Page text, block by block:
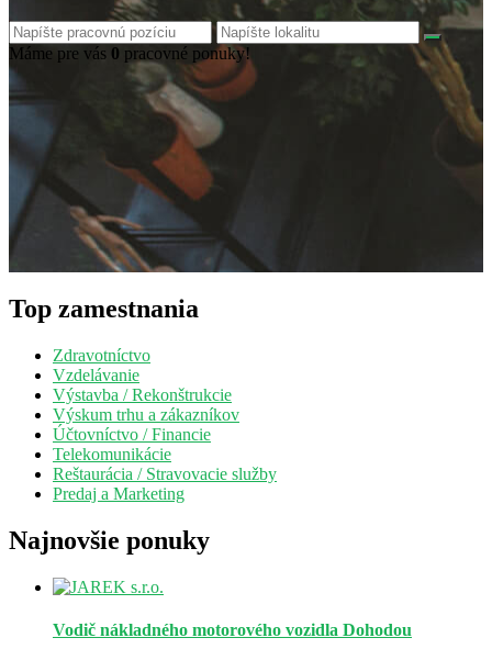
Máme pre vás 0 pracovné ponuky!
Top zamestnania
Zdravotníctvo
Vzdelávanie
Výstavba / Rekonštrukcie
Výskum trhu a zákazníkov
Účtovníctvo / Financie
Telekomunikácie
Reštaurácia / Stravovacie služby
Predaj a Marketing
Najnovšie ponuky
Vodič nákladného motorového vozidla Dohodou